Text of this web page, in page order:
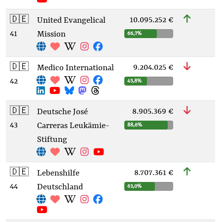
🇩🇪
41
United Evangelical
Mission
10.095.252 €
66,7%
🇩🇪
42
Medico International 9.204.025 €
45,8%
🇩🇪
43
Deutsche José
Carreras Leukämie-
Stiftung
8.905.369 €
88,6%
🇩🇪
44
Lebenshilfe
Deutschland
8.707.361 €
63,0%